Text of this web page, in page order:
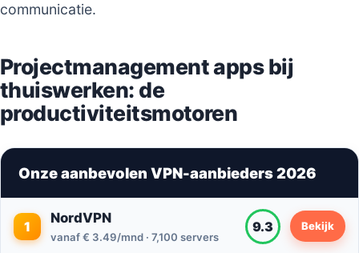
communicatie.
Projectmanagement apps bij
thuiswerken: de
productiviteitsmotoren
Onze aanbevolen VPN-aanbieders 2026
1
NordVPN
vanaf € 3.49/mnd · 7,100 servers
9.3 Bekijk